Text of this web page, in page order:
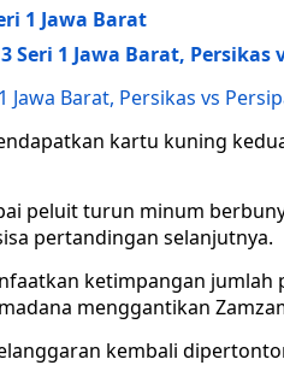
1 Jawa Barat
1 Jawa Barat, Persikas
Barat, Persikas vs
kartu kuning
peluit turun minum
pertandingan selanjutnya.
ketimpangan jumlah
menggantikan
kembali